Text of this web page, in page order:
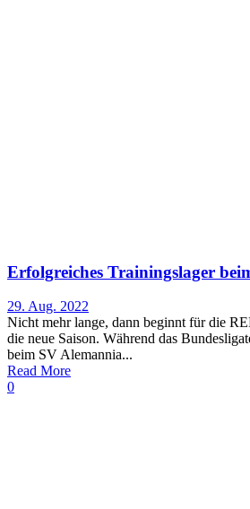
Erfolgreiches Trainingslager
29. Aug. 2022
Nicht mehr lange, dann beginnt für die
die neue Saison. Während das
beim SV Alemannia...
Read More
0